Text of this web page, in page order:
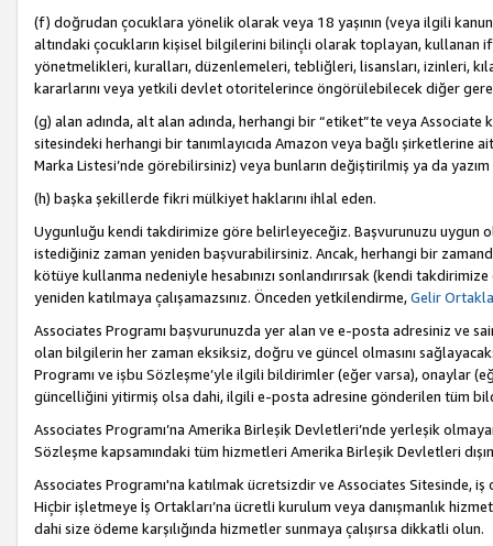
(f) doğrudan çocuklara yönelik olarak veya 18 yaşının (veya ilgili
altındaki çocukların kişisel bilgilerini bilinçli olarak toplayan, kullanan
yönetmelikleri, kuralları, düzenlemeleri, tebliğleri, lisansları, izinleri,
kararlarını veya yetkili devlet otoritelerince öngörülebilecek diğer
(g) alan adında, alt alan adında, herhangi bir “etiket”te veya
sitesindeki herhangi bir tanımlayıcıda Amazon veya bağlı şirketlerine
Marka Listesi’nde görebilirsiniz) veya bunların değiştirilmiş ya da
(h) başka şekillerde fikri mülkiyet haklarını ihlal eden.
Uygunluğu kendi takdirimize göre belirleyeceğiz. Başvurunuzu uygun
istediğiniz zaman yeniden başvurabilirsiniz. Ancak, herhangi bir
kötüye kullanma nedeniyle hesabınızı sonlandırırsak (kendi
yeniden katılmaya çalışamazsınız. Önceden yetkilendirme,Gelir
Associates Programı başvurunuzda yer alan ve e-posta adresiniz ve
olan bilgilerin her zaman eksiksiz, doğru ve güncel olmasını
Programı ve işbu Sözleşme’yle ilgili bildirimler (eğer varsa), onaylar
güncelliğini yitirmiş olsa dahi, ilgili e-posta adresine gönderilen tüm
Associates Programı’na Amerika Birleşik Devletleri’nde yerleşik
Sözleşme kapsamındaki tüm hizmetleri Amerika Birleşik Devletleri
Associates Programı'na katılmak ücretsizdir ve Associates Sitesinde,
Hiçbir işletmeye İş Ortakları’na ücretli kurulum veya danışmanlık
dahi size ödeme karşılığında hizmetler sunmaya çalışırsa dikkatli olun.